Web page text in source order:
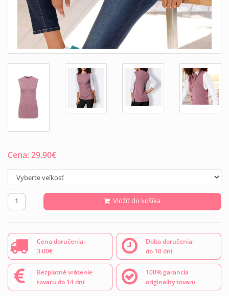
Cena:29.90€
Vložiť do košíka
Cena doručenia:
3.00€
Doba doručenia:
do 10 dní
Bezplatné vrátenie
tovaru do 14 dní
100% garancia
originality tovaru